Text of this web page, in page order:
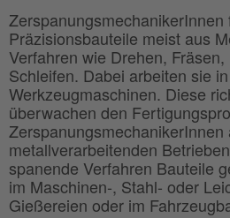
ZerspanungsmechanikerInnen
Präzisionsbauteile meist aus
Verfahren wie Drehen,
Schleifen. Dabei arbeiten sie
Werkzeugmaschinen. Diese
überwachen den
ZerspanungsmechanikerInnen
metallverarbeitenden
spanende Verfahren Bauteile
im Maschinen-, Stahl- oder
Gießereien oder im